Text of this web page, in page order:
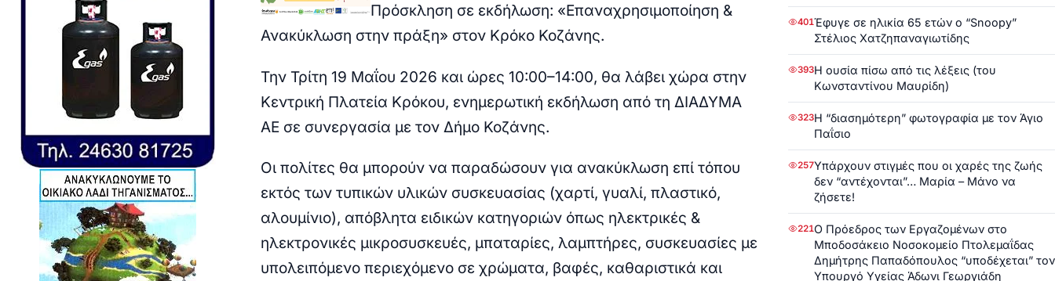
Πρόσκληση σε εκδήλωση: «Επαναχρησιμοποίηση &
Ανακύκλωση στην πράξη» στον Κρόκο Κοζάνης.
Την Τρίτη 19 Μαΐου 2026 και ώρες 10:00–14:00, θα λάβει χώρα στην
Κεντρική Πλατεία Κρόκου, ενημερωτική εκδήλωση από τη ΔΙΑΔΥΜΑ
ΑΕ σε συνεργασία με τον Δήμο Κοζάνης.
Οι πολίτες θα μπορούν να παραδώσουν για ανακύκλωση επί τόπου
εκτός των τυπικών υλικών συσκευασίας (χαρτί, γυαλί, πλαστικό,
αλουμίνιο), απόβλητα ειδικών κατηγοριών όπως ηλεκτρικές &
ηλεκτρονικές μικροσυσκευές, μπαταρίες, λαμπτήρες, συσκευασίες με
υπολειπόμενο περιεχόμενο σε χρώματα, βαφές, καθαριστικά και
401Έφυγε σε ηλικία 65 ετών ο “Snoopy”
Στέλιος Χατζηπαναγιωτίδης
393Η ουσία πίσω από τις λέξεις (του
Κωνσταντίνου Μαυρίδη)
323Η “διασημότερη” φωτογραφία με τον Άγιο
Παΐσιο
257Υπάρχουν στιγμές που οι χαρές της ζωής
δεν “αντέχονται”… Μαρία – Μάνο να
ζήσετε!
221Ο Πρόεδρος των Εργαζομένων στο
Μποδοσάκειο Νοσοκομείο Πτολεμαΐδας
Δημήτρης Παπαδόπουλος “υποδέχεται” τον
Υπουργό Υγείας Άδωνι Γεωργιάδη